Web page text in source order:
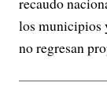
los municipios
no regresan